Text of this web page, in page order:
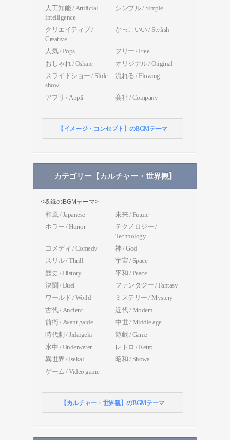
人工知能 / Artificial
intelligence
シンプル / Simple
クリエイティブ /
Creative
かっこいい / Stylish
人気 / Pops
フリー / Free
おしゃれ / Oshare
オリジナル / Original
スライドショー / Slide
show
流れる / Flowing
アプリ / Appli 会社 / Company
【イメージ・コンセプト】のBGMテーマ
カテゴリー【カルチャー・世界観】
<収録のBGMテーマ>
和風 / Japanese
未来 / Future
ホラー / Horror
テクノロジー /
Technology
コメディ / Comedy
神 / God
スリル / Thrill
宇宙 / Space
歴史 / History
平和 / Peace
決闘 / Duel
ファンタジー / Fantasy
ワールド / World
ミステリー / Mystery
古代 / Ancient
近代 / Modern
前衛 / Avant garde
中世 / Middle age
時代劇 / Jidaigeki
遊戯 / Game
水中 / Underwater
レトロ / Retro
異世界 / Isekai
昭和 / Showa
ゲーム / Video game
【カルチャー・世界観】のBGMテーマ